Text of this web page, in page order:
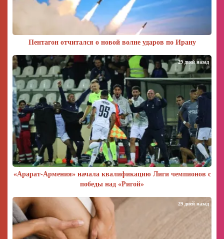
Пентагон отчитался о новой волне ударов по Ирану
«Арарат‑Армения» начала квалификацию Лиги чемпионов с
победы над «Ригой»
29 дней назад
29 дней назад